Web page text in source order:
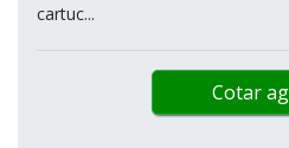
cartuc...
Cotar